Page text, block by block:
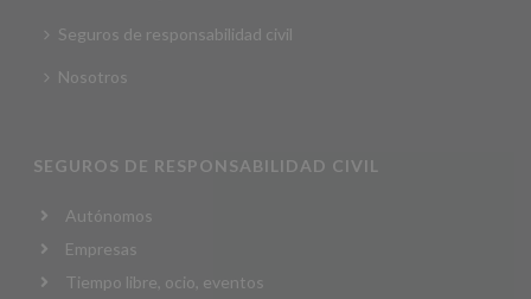
Seguros de responsabilidad civil
Nosotros
SEGUROS DE RESPONSABILIDAD CIVIL
Autónomos
Empresas
Tiempo libre, ocio, eventos